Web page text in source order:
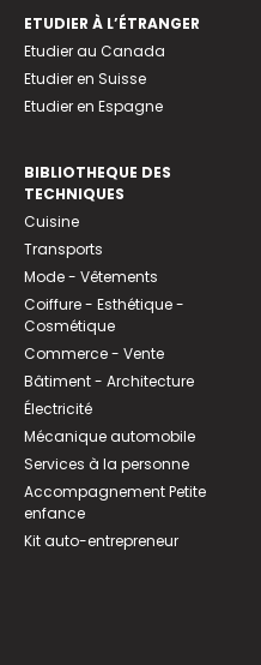
ETUDIER À L’ÉTRANGER
Etudier au Canada
Etudier en Suisse
Etudier en Espagne
BIBLIOTHEQUE DES
TECHNIQUES
Cuisine
Transports
Mode - Vêtements
Coiffure - Esthétique -
Cosmétique
Commerce - Vente
Bâtiment - Architecture
Électricité
Mécanique automobile
Services à la personne
Accompagnement Petite
enfance
Kit auto-entrepreneur